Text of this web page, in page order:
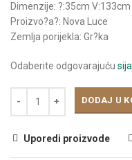
Dimenzije: ?:35cm V:133cm
Proizvo?a?: Nova Luce
Zemlja porijekla: Gr?ka
Odaberite odgovarajuću
DODAJ U
Uporedi proizvode